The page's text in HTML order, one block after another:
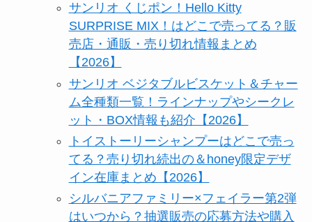
サンリオ くじポン！Hello Kitty
SURPRISE MIX！はどこで売ってる？販
売店・通販・売り切れ情報まとめ
【2026】
サンリオ ベジタブルビスケット＆チャー
ム全種類一覧！ラインナップやシークレ
ット・BOX情報も紹介【2026】
トイストーリーシャンプーはどこで売っ
てる？売り切れ続出の＆honey限定デザ
イン在庫まとめ【2026】
シルバニアファミリー×フェイラー第2弾
はいつから？抽選販売の応募方法や購入